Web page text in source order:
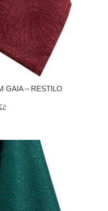
GAIA – RESTILO